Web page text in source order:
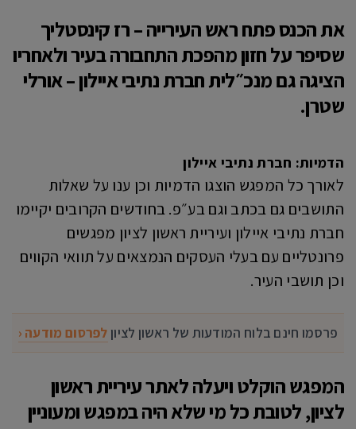
את הכנס פתח ראש העירייה – רז קינסטליך
שסיפר על חזון מהפכת התחבורה בעיר ולאחריו
הציגה גם מנכ״לית חברת נתיבי איילון – אורלי
שטרן.
הדמיות: חברת נתיבי איילון
לאורך כל המפגש הוצגו הדמיות וכן ענו על שאלות
התושבים גם בכתב וגם בע״פ. בחודשים הקרובים יקיימו
חברת נתיבי איילון ועיריית ראשון לציון מפגשים
פרונטליים עם בעלי העסקים הנמצאים על תוואי הקווים
וכן תושבי העיר.
פרסמו חינם בלוח המודעות של ראשון לציון לפרסום מודעה ‹
המפגש הוקלט ויעלה לאתר עיריית ראשון
לציון, לטובת כל מי שלא היה במפגש ומעוניין